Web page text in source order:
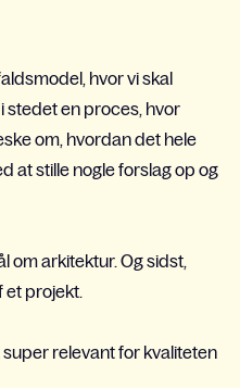
hvor vi skal
stedet en proces, hvor
om, hvordan det hele
at stille nogle forslag op og
om arkitektur. Og sidst,
et projekt.
relevant for kvaliteten